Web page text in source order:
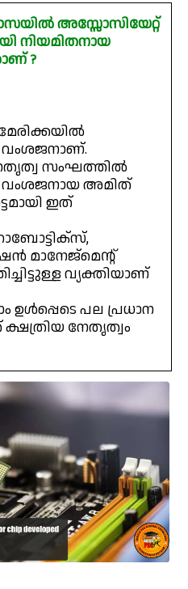
അസ്സോസിയേറ്റ്
നിയമിതനായ
?
വംശജനാണ്.
സംഘത്തിൽ
വംശജനായ അമിത്
ഇത്
മാനേജ്മെന്റ്
വ്യക്തിയാണ്
ഉൾപ്പെടെ പല പ്രധാന
നേതൃത്വം